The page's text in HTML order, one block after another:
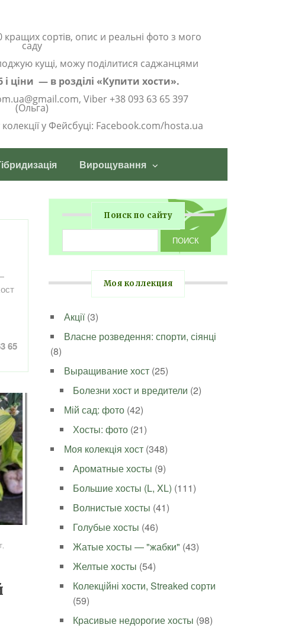
сортів, опис и реальні фото з мого
саду
кущі, можу поділитися саджанцями
і ціни — в розділі «Купити хости».
Viber +38 093 63 65 397
(Ольга)
колекції у Фейсбуці: Facebook.com/hosta.ua
Вирощування
65
,
Поиск по сайту
Моя коллекция
Акції(3)
Власне розведення: спорти, сіянці
(8)
Выращивание хост (25)
Болезни хост и вредители (2)
Мій сад: фото (42)
Хосты: фото (21)
Моя колекція хост (348)
Ароматные хосты (9)
Большие хосты (L, XL) (111)
Волнистые хосты (41)
Голубые хосты (46)
Жатые хосты — "жабки" (43)
Желтые хосты (54)
Колекційні хости, Streaked сорти
(59)
Красивые недорогие хосты (98)